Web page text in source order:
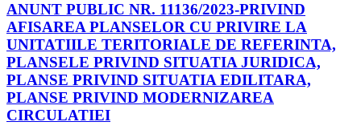
ANUNT PUBLIC NR. 11136/2023-PRIVIND
AFISAREA PLANSELOR CU PRIVIRE LA
UNITATIILE TERITORIALE DE REFERINTA,
PLANSELE PRIVIND SITUATIA JURIDICA,
PLANSE PRIVIND SITUATIA EDILITARA,
PLANSE PRIVIND MODERNIZAREA
CIRCULATIEI